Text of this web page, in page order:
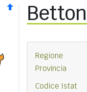
Regione
Provincia
Codice Istat